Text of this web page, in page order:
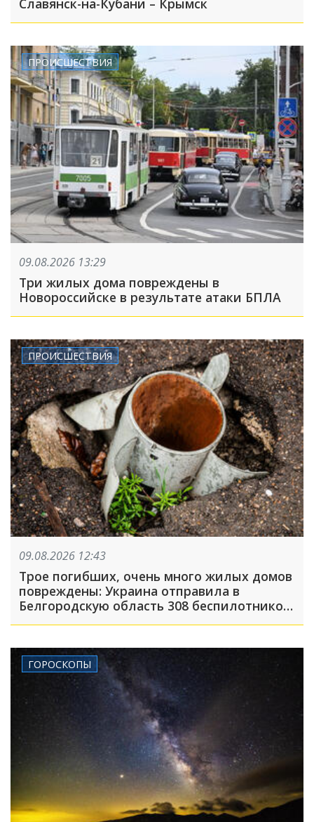
ПРОИСШЕСТВИЯ
09.08.2026 13:29
Три жилых дома повреждены в
Новороссийске в результате атаки БПЛА
ПРОИСШЕСТВИЯ
09.08.2026 12:43
Трое погибших, очень много жилых домов
повреждены: Украина отправила в
Белгородскую область 308 беспилотников,
ГОРОСКОПЫ